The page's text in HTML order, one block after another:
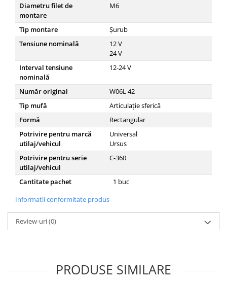
Diametru filet de
montare
M6
Tip montare
Șurub
Tensiune nominală
12V
24V
Interval tensiune
nominală
12-24V
Număr original
W06L 42
Tip mufă
Articulație sferică
Formă
Rectangular
Potrivire pentru marcă
utilaj/vehicul
Universal
Ursus
Potrivire pentru serie
utilaj/vehicul
C-360
Cantitate pachet 1 buc
Informatii conformitate produs
Review-uri(0)
PRODUSE SIMILARE